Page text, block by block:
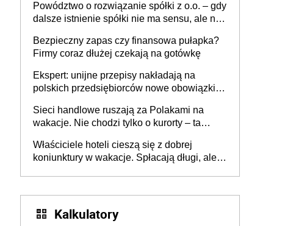
Powództwo o rozwiązanie spółki z o.o. – gdy
dalsze istnienie spółki nie ma sensu, ale nie
Bezpieczny zapas czy finansowa pułapka?
Firmy coraz dłużej czekają na gotówkę
Ekspert: unijne przepisy nakładają na
polskich przedsiębiorców nowe obowiązki w
Sieci handlowe ruszają za Polakami na
wakacje. Nie chodzi tylko o kurorty – ta
tam, gdzie wielu spędzi urlop po cichu
Właściciele hoteli cieszą się z dobrej
koniunktury w wakacje. Spłacają długi, ale
Kalkulatory